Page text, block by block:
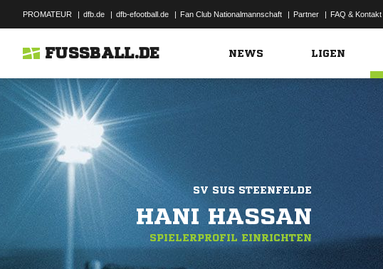
PROMATEUR | dfb.de | dfb-efootball.de | Fan Club Nationalmannschaft | Partner | FAQ & Kontakt
FUSSBALL.DE NEWS LIGEN
SV SUS STEENFELDE
HANI HASSAN
SPIELERPROFIL EINRICHTEN